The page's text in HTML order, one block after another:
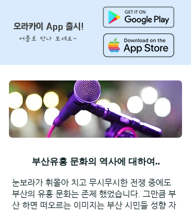
오라카이 App 출시!
어플로 만나 보세요~
부산유흥 문화의 역사에 대하여..
눈보라가 휘몰아 치고 무시무시한 전쟁 중에도
부산의 유흥 문화는 존제 했었습니다. 그만큼 부
산 하면 떠오르는 이미지는 부산 시민들 성향 자